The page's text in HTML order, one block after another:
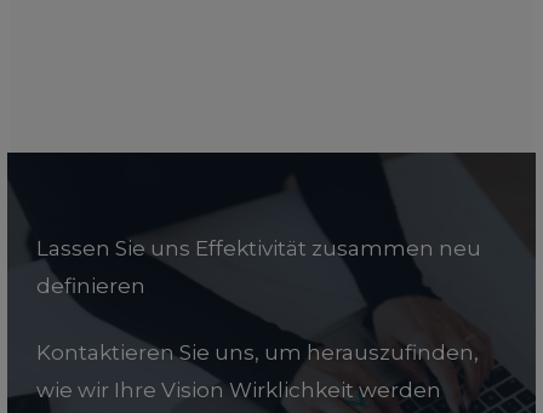
Lassen Sie uns Effektivität zusammen neu
definieren
Kontaktieren Sie uns, um herauszufinden,
wie wir Ihre Vision Wirklichkeit werden